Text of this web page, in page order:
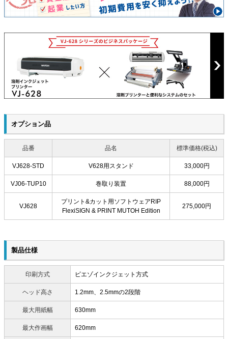
オプション品
品番 品名 標準価格(税込)
VJ628-STD V628用スタンド 33,000円
VJ06-TUP10 巻取り装置 88,000円
VJ628
プリント&カット用ソフトウェアRIP
FlexiSIGN & PRINT MUTOH Edition
275,000円
製品仕様
印刷方式 ピエゾインクジェット方式
ヘッド高さ 1.2mm、2.5mmの2段階
最大用紙幅 630mm
最大作画幅 620mm